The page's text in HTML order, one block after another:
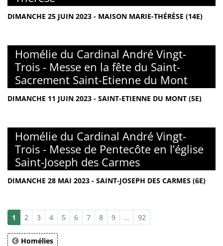
DIMANCHE 25 JUIN 2023 - MAISON MARIE-THÉRÈSE (14E)
Homélie du Cardinal André Vingt-
Trois - Messe en la fête du Saint-
Sacrement Saint-Etienne du Mont
DIMANCHE 11 JUIN 2023 - SAINT-ETIENNE DU MONT (5E)
Homélie du Cardinal André Vingt-
Trois - Messe de Pentecôte en l’église
Saint-Joseph des Carmes
DIMANCHE 28 MAI 2023 - SAINT-JOSEPH DES CARMES (6E)
1 2 3 4 5 6 7 8 9 … 92
Homélies